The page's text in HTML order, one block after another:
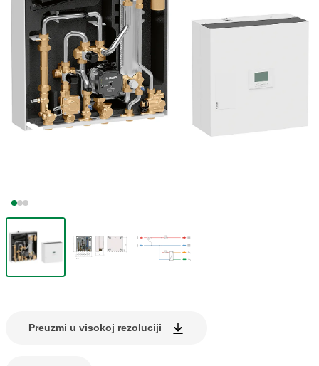
Preuzmi u visokoj rezoluciji